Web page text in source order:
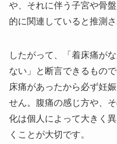
や、それに伴う子宮や骨
的に関連していると推測さ
したがって、「着床痛が
ない」と断言できるもの
床痛があったから必ず妊
せん。腹痛の感じ方や、
化は個人によって大きく
くことが大切です。